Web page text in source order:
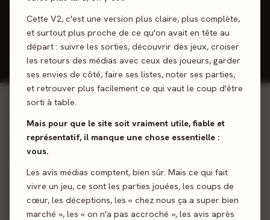
Cette V2, c'est une version plus claire, plus complète,
et surtout plus proche de ce qu'on avait en tête au
départ : suivre les sorties, découvrir des jeux, croiser
les retours des médias avec ceux des joueurs, garder
ses envies de côté, faire ses listes, noter ses parties,
et retrouver plus facilement ce qui vaut le coup d'être
sorti à table.
Mais pour que le site soit vraiment utile, fiable et
représentatif, il manque une chose essentielle :
vous.
Les avis médias comptent, bien sûr. Mais ce qui fait
vivre un jeu, ce sont les parties jouées, les coups de
cœur, les déceptions, les « chez nous ça a super bien
marché », les « on n'a pas accroché », les avis après
J'ai joué Envie de jouer Wishlist
Donner mon avis
Découvrez une nouvelle facette de vos personnages...
Découvrez dans cette extension 16 personnages (déjà
connus ou totalement nouveaux) avec leur lot de
compétences et/ou caractéristiques de départ pour
renouveler vos parties !